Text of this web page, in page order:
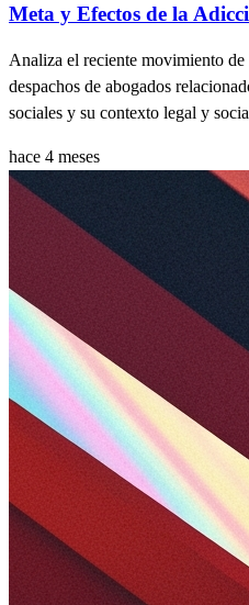
Meta y Efectos de la
Analiza el reciente movimiento
despachos de abogados
sociales y su contexto legal y
hace 4 meses